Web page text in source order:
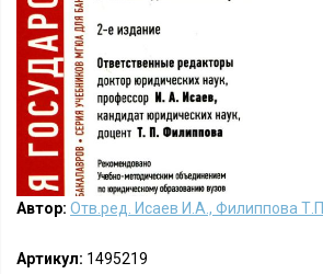
Автор: Отв.ред. Исаев И.А., Филиппова Т.П.
Артикул: 1495219